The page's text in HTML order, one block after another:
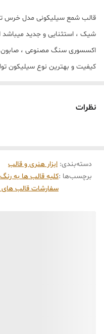
شیک ، استثنایی و جدید
اکسسوری سنگ مصنوعی ، صابون
کیفیت و بهترین نوع سیلیکون
نظرات
دسته‌بندی: ابزار هنری و قالب
برچسب‌ها :کلیه قالب ها به
سفارشات قالب های سیلیکونی 3 الی